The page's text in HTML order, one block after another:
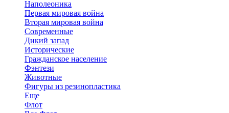
Наполеоника
Первая мировая война
Вторая мировая война
Современные
Дикий запад
Исторические
Гражданское население
Фэнтези
Животные
Фигуры из резинопластика
Еще
Флот